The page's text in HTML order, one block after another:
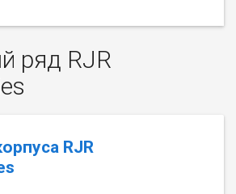
ряд RJR
RJR